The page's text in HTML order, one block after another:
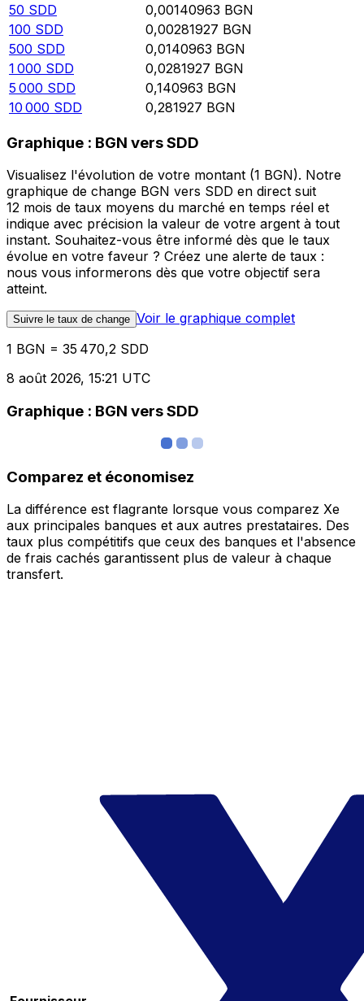
50 SDD 0,00140963 BGN
100 SDD 0,00281927 BGN
500 SDD 0,0140963 BGN
1 000 SDD 0,0281927 BGN
5 000 SDD 0,140963 BGN
10 000 SDD 0,281927 BGN
Graphique : BGN vers SDD
Visualisez l'évolution de votre montant (1 BGN). Notre
graphique de change BGN vers SDD en direct suit
12 mois de taux moyens du marché en temps réel et
indique avec précision la valeur de votre argent à tout
instant. Souhaitez-vous être informé dès que le taux
évolue en votre faveur ? Créez une alerte de taux :
nous vous informerons dès que votre objectif sera
atteint.
Suivre le taux de change Voir le graphique complet
1 BGN = 35 470,2 SDD
8 août 2026, 15:21 UTC
Graphique : BGN vers SDD
Comparez et économisez
La différence est flagrante lorsque vous comparez Xe
aux principales banques et aux autres prestataires. Des
taux plus compétitifs que ceux des banques et l'absence
de frais cachés garantissent plus de valeur à chaque
transfert.